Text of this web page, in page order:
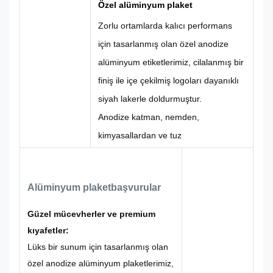
Özel alüminyum plaket
Zorlu ortamlarda kalıcı performans
için tasarlanmış olan özel anodize
alüminyum etiketlerimiz, cilalanmış bir
finiş ile içe çekilmiş logoları dayanıklı
siyah lakerle doldurmuştur.
Anodize katman, nemden,
kimyasallardan ve tuz
etiketleri deniz, endüstriyel veya açık
aşınmadan ve kullanım aşınmasından
korunurken, siyah boya yüksek
Alüminyum plaketbaşvurular
Güzel mücevherler ve premium
kıyafetler:
Lüks bir sunum için tasarlanmış olan
özel anodize alüminyum plaketlerimiz,